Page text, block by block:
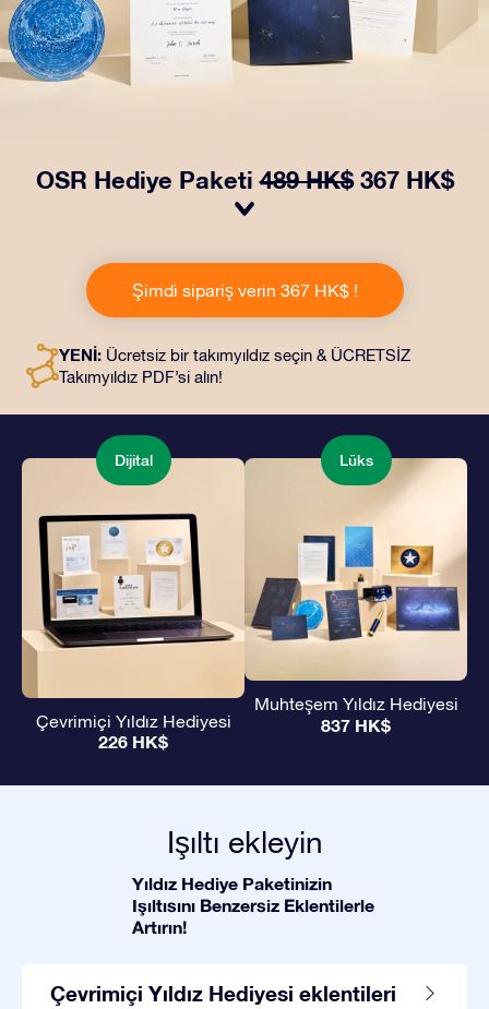
OSR Hediye Paketi489 HK$ 367 HK$
zarf içinde kişiye özel hazırlanan belgelerin seçtiğiniz
adrese teslimatı ile çevrimiçi belgeler ve uygulamalara
erişim imkanı bu pakete dahildir. Bu, arkadaşlarınıza ve
yoludur.
Şimdi sipariş verin 367 HK$ !
YENİ: Ücretsiz bir takımyıldız seçin & ÜCRETSİZ
Takımyıldız PDF’si alın!
Dijital
Çevrimiçi Yıldız Hediyesi
226 HK$
Lüks
Muhteşem Yıldız Hediyesi
837 HK$
Işıltı ekleyin
Yıldız Hediye Paketinizin
Işıltısını Benzersiz Eklentilerle
Artırın!
Çevrimiçi Yıldız Hediyesi eklentileri